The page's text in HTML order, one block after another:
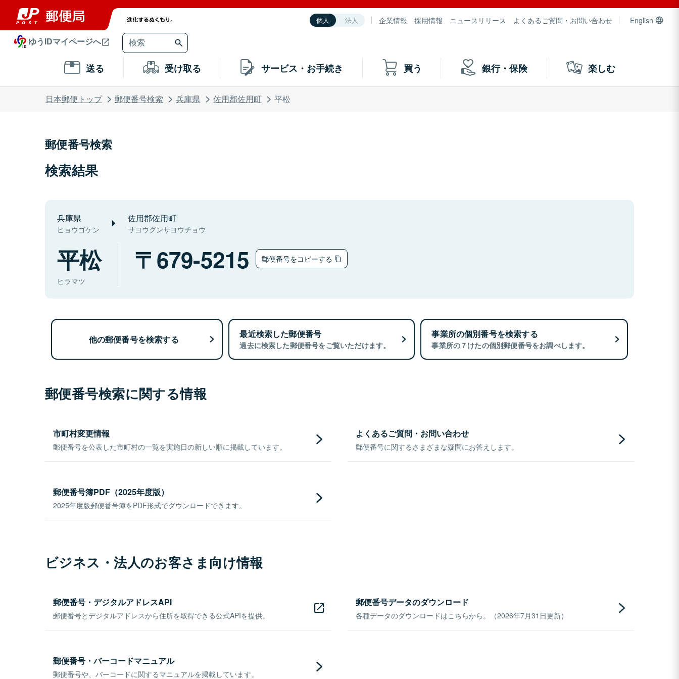
個人 法人 企業情報 採用情報 ニュースリリース よくあるご質問・お問い合わせ English
ゆうIDマイページへ
送る 受け取る サービス・お手続き 買う 銀行・保険 楽しむ
日本郵便トップ 郵便番号検索 兵庫県 佐用郡佐用町 平松
郵便番号検索
検索結果
兵庫県
ヒョウゴケン
佐用郡佐用町
サヨウグンサヨウチョウ
平松
ヒラマツ
679-5215 郵便番号をコピーする
他の郵便番号を検索する 最近検索した郵便番号
過去に検索した郵便番号をご覧いただけます。
事業所の個別番号を検索する
事業所の７けたの個別郵便番号をお調べします。
郵便番号検索に関する情報
市町村変更情報
郵便番号を公表した市町村の一覧を実施日の新しい順に掲載しています。
よくあるご質問・お問い合わせ
郵便番号に関するさまざまな疑問にお答えします。
郵便番号簿PDF（2025年度版）
2025年度版郵便番号簿をPDF形式でダウンロードできます。
ビジネス・法人のお客さま向け情報
郵便番号・デジタルアドレスAPI
郵便番号とデジタルアドレスから住所を取得できる公式APIを提供。
郵便番号データのダウンロード
各種データのダウンロードはこちらから。（2026年7月31日更新）
郵便番号・バーコードマニュアル
郵便番号や、バーコードに関するマニュアルを掲載しています。